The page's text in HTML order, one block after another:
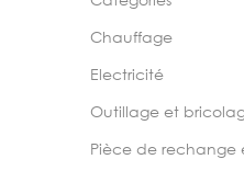
Chauffage
Electricité
Outillage et
Pièce de